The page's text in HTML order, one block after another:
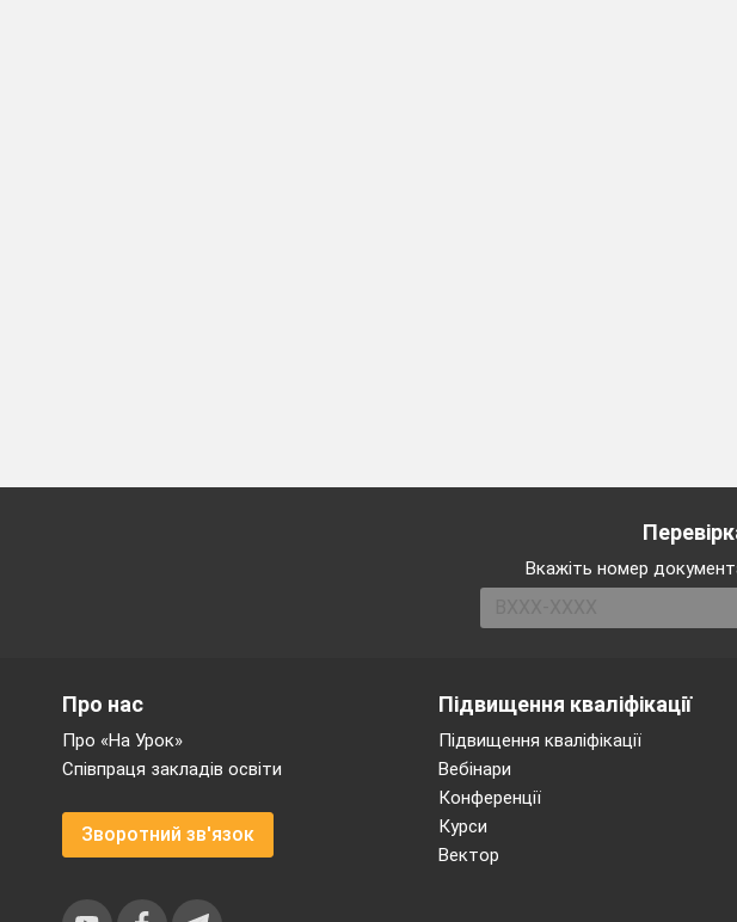
Вкажіть номер
Підвищення кваліфікації
Підвищення кваліфікації
Вебінари
Конференції
Курси
Вектор
Про нас
Про «На Урок»
Співпраця закладів освіти
Зворотний зв'язок